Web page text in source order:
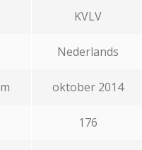
KVLV
Nederlands
oktober 2014
176